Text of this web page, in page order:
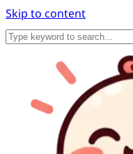
Skip to content